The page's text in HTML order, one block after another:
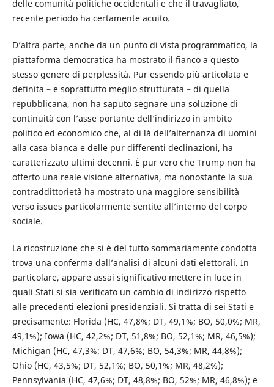
delle comunità politiche occidentali e che il travagliato,
recente periodo ha certamente acuito.
D’altra parte, anche da un punto di vista programmatico, la
piattaforma democratica ha mostrato il fianco a questo
stesso genere di perplessità. Pur essendo più articolata e
definita – e soprattutto meglio strutturata – di quella
repubblicana, non ha saputo segnare una soluzione di
continuità con l’asse portante dell’indirizzo in ambito
politico ed economico che, al di là dell’alternanza di uomini
alla casa bianca e delle pur differenti declinazioni, ha
caratterizzato ultimi decenni. È pur vero che Trump non ha
offerto una reale visione alternativa, ma nonostante la sua
contraddittorietà ha mostrato una maggiore sensibilità
verso issues particolarmente sentite all’interno del corpo
sociale.
La ricostruzione che si è del tutto sommariamente condotta
trova una conferma dall’analisi di alcuni dati elettorali. In
particolare, appare assai significativo mettere in luce in
quali Stati si sia verificato un cambio di indirizzo rispetto
alle precedenti elezioni presidenziali. Si tratta di sei Stati e
precisamente: Florida (HC, 47,8%; DT, 49,1%; BO, 50,0%; MR,
49,1%); Iowa (HC, 42,2%; DT, 51,8%; BO, 52,1%; MR, 46,5%);
Michigan (HC, 47,3%; DT, 47,6%; BO, 54,3%; MR, 44,8%);
Ohio (HC, 43,5%; DT, 52,1%; BO, 50,1%; MR, 48,2%);
Pennsylvania (HC, 47,6%; DT, 48,8%; BO, 52%; MR, 46,8%); e